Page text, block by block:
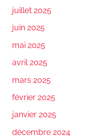
juillet 2025
juin 2025
mai 2025
avril 2025
mars 2025
février 2025
janvier 2025
décembre 2024